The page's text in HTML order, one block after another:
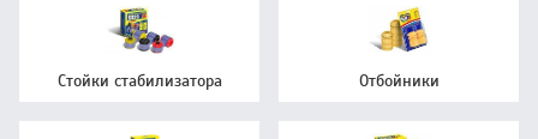
Стойки стабилизатора Отбойники